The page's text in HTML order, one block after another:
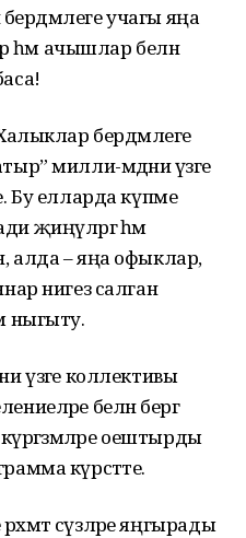
бердәмлеге учагы яңа
һәм ачышлар белән
бердәмлеге
милли-мәдәни үзәге
Бу елларда күпме
җиңүләргә һәм
алда – яңа офыклар,
нигез салган
ныгыту.
үзәге коллективы
белән бергә
оештырды
күрсәтте.
сүзләре яңгырады